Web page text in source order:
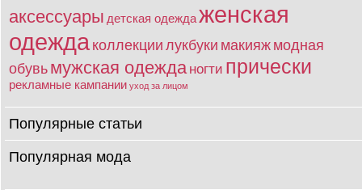
аксессуары детская одеждаженская
одежда коллекции лукбуки макияж модная
обувь мужская одежда ногти прически
рекламные кампании уход за лицом
Популярные статьи
Популярная мода